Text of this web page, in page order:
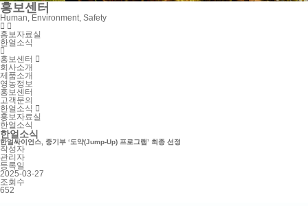
홍보센터
Human, Environment, Safety
 
홍보자료실
한얼소식

홍보센터 
회사소개
제품소개
영농정보
홍보센터
고객문의
한얼소식 
홍보자료실
한얼소식
한얼소식
한얼싸이언스, 중기부 ‘도약(Jump-Up) 프로그램’ 최종 선정
작성자
관리자
등록일
2025-03-27
조회수
652